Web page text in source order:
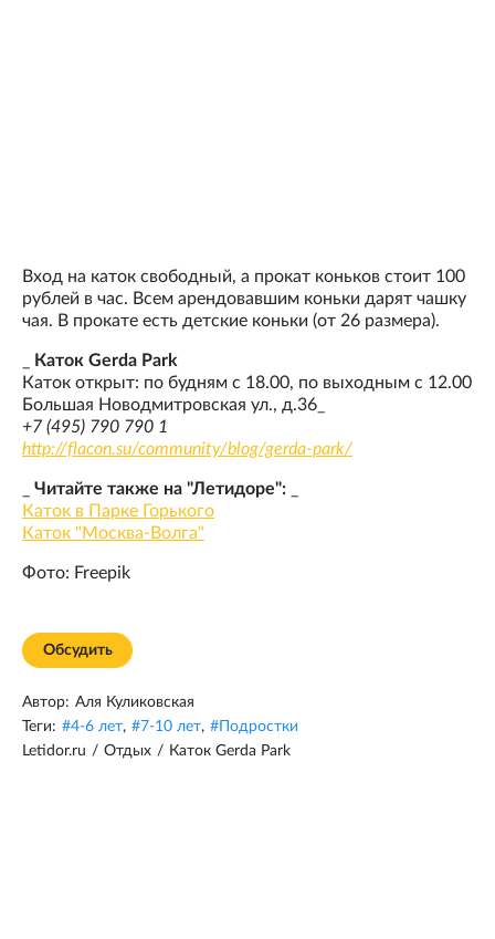
Вход на каток свободный, а прокат коньков стоит 100
рублей в час. Всем арендовавшим коньки дарят чашку
чая. В прокате есть детские коньки (от 26 размера).
Каток Gerda Park
Каток открыт: по будням с 18.00, по выходным с 12.00
Большая Новодмитровская ул., д.36_
+7 (495) 790 790 1
http://flacon.su/community/blog/gerda-park/
Читайте также на "Летидоре":
Каток в Парке Горького
Каток "Москва-Волга"
Фото: Freepik
Обсудить
Автор: Аля Куликовская
Теги: #4-6 лет, #7-10 лет, # Подростки
Letidor.ru / Отдых / Каток Gerda Park